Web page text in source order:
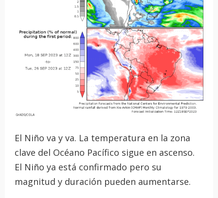
El Niño va y va. La temperatura en la zona
clave del Océano Pacífico sigue en ascenso.
El Niño ya está confirmado pero su
magnitud y duración pueden aumentarse.